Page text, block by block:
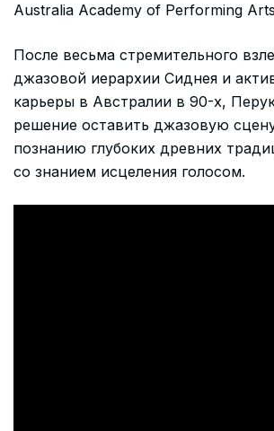
Australia Academy of Performing Arts
После весьма стремительного
джазовой иерархии Сиднея и
карьеры в Австралии в 90-х,
решение оставить джазовую
познанию глубоких древних
со знанием исцеления голосом.